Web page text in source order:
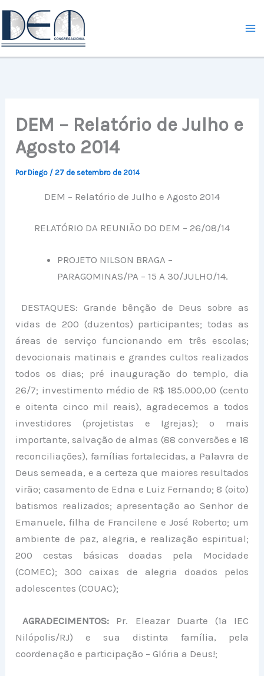
Ir
para
o
conteúdo
DEM – Relatório de Julho e
Agosto 2014
PorDiego /27 de setembro de 2014
DEM – Relatório de Julho e Agosto 2014
RELATÓRIO DA REUNIÃO DO DEM – 26/08/14
PROJETO NILSON BRAGA –
PARAGOMINAS/PA – 15 A 30/JULHO/14.
DESTAQUES: Grande bênção de Deus sobre as
vidas de 200 (duzentos) participantes; todas as
áreas de serviço funcionando em três escolas;
devocionais matinais e grandes cultos realizados
todos os dias; pré inauguração do templo, dia
26/7; investimento médio de R$ 185.000,00 (cento
e oitenta cinco mil reais), agradecemos a todos
investidores (projetistas e Igrejas); o mais
importante, salvação de almas (88 conversões e 18
reconciliações), famílias fortalecidas, a Palavra de
Deus semeada, e a certeza que maiores resultados
virão; casamento de Edna e Luiz Fernando; 8 (oito)
batismos realizados; apresentação ao Senhor de
Emanuele, filha de Francilene e José Roberto; um
ambiente de paz, alegria, e realização espiritual;
200 cestas básicas doadas pela Mocidade
(COMEC); 300 caixas de alegria doados pelos
adolescentes (COUAC);
AGRADECIMENTOS: Pr. Eleazar Duarte (1ª IEC
Nilópolis/RJ) e sua distinta família, pela
coordenação e participação – Glória a Deus!;